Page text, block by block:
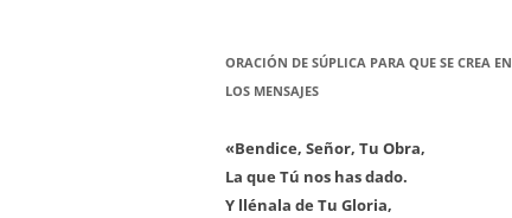
ORACIÓN DE SÚPLICA PARA QUE SE CREA EN
LOS MENSAJES
«Bendice, Señor, Tu Obra,
La que Tú nos has dado.
Y llénala de Tu Gloria,